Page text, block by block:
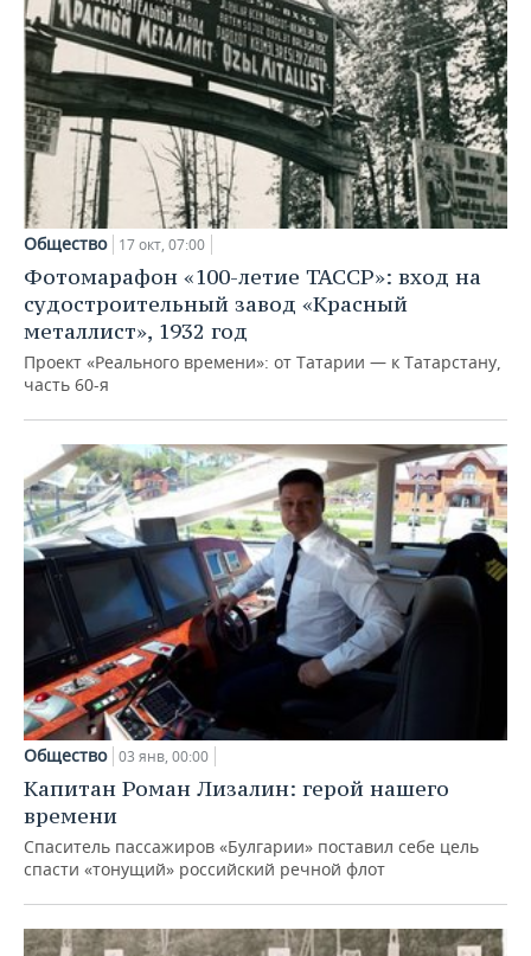
Общество 17 окт, 07:00
Фотомарафон «100-летие ТАССР»: вход на
судостроительный завод «Красный
металлист», 1932 год
Проект «Реального времени»: от Татарии — к Татарстану,
часть 60-я
Общество 03 янв, 00:00
Капитан Роман Лизалин: герой нашего
времени
Спаситель пассажиров «Булгарии» поставил себе цель
спасти «тонущий» российский речной флот